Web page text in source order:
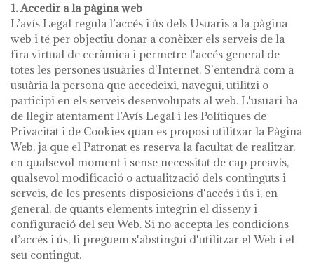
1. Accedir a la pàgina web
L’avís Legal regula l’accés i ús dels Usuaris a la pàgina
web i té per objectiu donar a conèixer els serveis de la
fira virtual de ceràmica i permetre l'accés general de
totes les persones usuàries d'Internet. S'entendrà com a
usuària la persona que accedeixi, navegui, utilitzi o
participi en els serveis desenvolupats al web. L'usuari ha
de llegir atentament l’Avís Legal i les Polítiques de
Privacitat i de Cookies quan es proposi utilitzar la Pàgina
Web, ja que el Patronat es reserva la facultat de realitzar,
en qualsevol moment i sense necessitat de cap preavís,
qualsevol modificació o actualització dels continguts i
serveis, de les presents disposicions d'accés i ús i, en
general, de quants elements integrin el disseny i
configuració del seu Web. Si no accepta les condicions
d’accés i ús, li preguem s'abstingui d'utilitzar el Web i el
seu contingut.